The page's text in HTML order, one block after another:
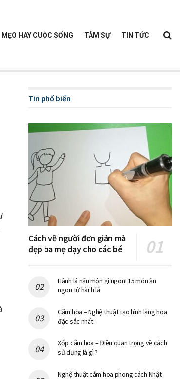
MẸO HAY CUỘC SỐNG TÂM SỰ TIN TỨC
Tin phổ biến
Cách vẽ người đơn giản mà
đẹp ba mẹ dạy cho các bé
Hành lá nấu món gì ngon! 15 món ăn
ngon từ hành lá
Cắm hoa – Nghệ thuật tạo hình lẵng hoa
đặc sắc nhất
Xốp cắm hoa – Điều quan trọng về cách
sử dụng là gì ?
Nghệ thuật cắm hoa phong cách Nhật